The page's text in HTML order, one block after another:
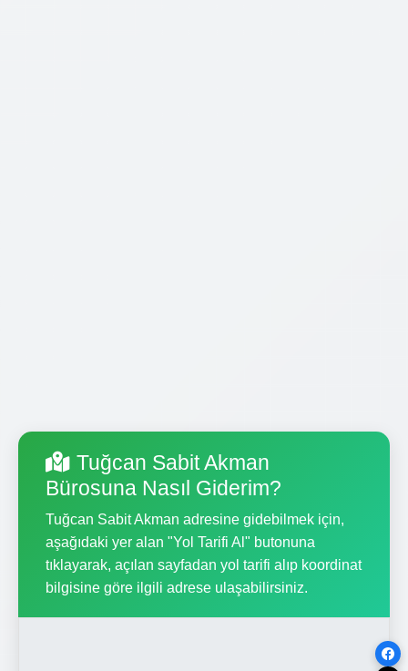
Tuğcan Sabit Akman
Bürosuna Nasıl Giderim?
Tuğcan Sabit Akman adresine gidebilmek için,
aşağıdaki yer alan "Yol Tarifi Al" butonuna
tıklayarak, açılan sayfadan yol tarifi alıp koordinat
bilgisine göre ilgili adrese ulaşabilirsiniz.